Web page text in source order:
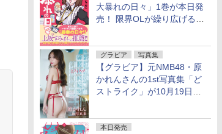
大暴れの日々」1巻が本日発
売！ 限界OLが繰り広げる禁
グラビア 写真集
【グラビア】元NMB48・原
かれんさんの1st写真集「ど
ストライク」が10月19日発
本日発売